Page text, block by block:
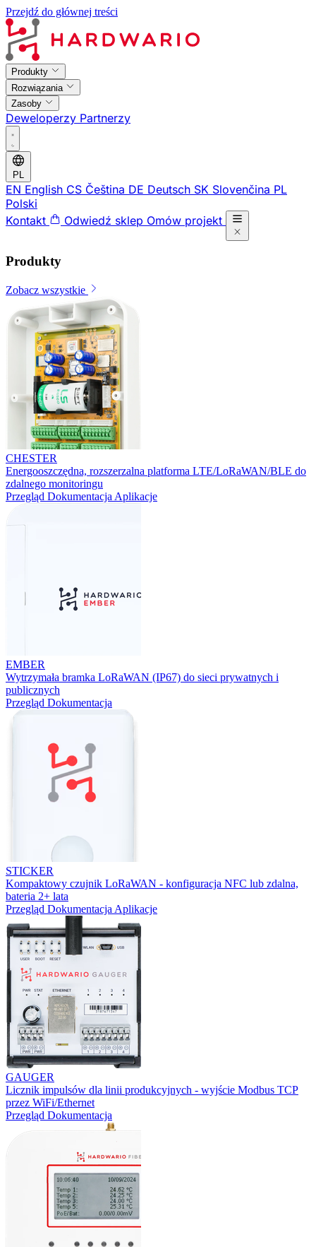
Przejdź do głównej treści
Produkty
Rozwiązania
Zasoby
Deweloperzy Partnerzy
PL
EN English CS Čeština DE Deutsch SK Slovenčina PL
Polski
Kontakt
Odwiedź sklep Omów projekt
Produkty
Zobacz wszystkie
CHESTER
Energooszczędna, rozszerzalna platforma LTE/LoRaWAN/BLE do
zdalnego monitoringu
Przegląd Dokumentacja Aplikacje
EMBER
Wytrzymała bramka LoRaWAN (IP67) do sieci prywatnych i
publicznych
Przegląd Dokumentacja
STICKER
Kompaktowy czujnik LoRaWAN - konfiguracja NFC lub zdalna,
bateria 2+ lata
Przegląd Dokumentacja Aplikacje
GAUGER
Licznik impulsów dla linii produkcyjnych - wyjście Modbus TCP
przez WiFi/Ethernet
Przegląd Dokumentacja